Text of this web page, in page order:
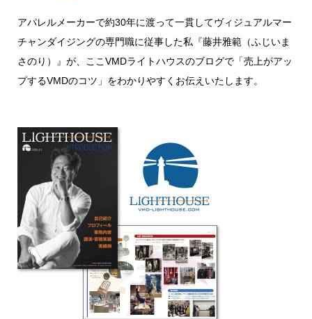
アパレルメーカーで約30年に渡って一貫してヴィジュアルマー
チャンダイジングの専門職に従事した私『藤井雅範（ふじいま
さのり）』が、ここVMDライトハウスのブログで「売上がアッ
プするVMDのコツ」をわかりやすくお伝えいたします。